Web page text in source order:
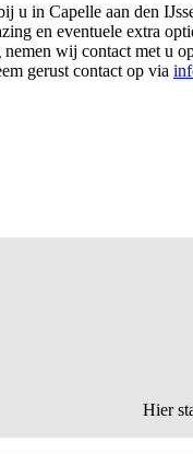
u in Capelle aan den
en eventuele extra
wij contact met u
gerust contact op via
Hier